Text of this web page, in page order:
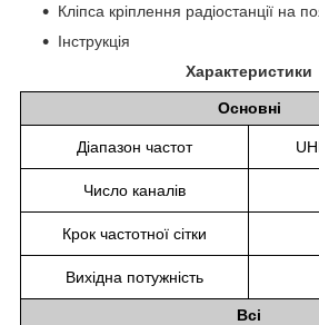
Кліпса кріплення радіостанції на
Інструкція
Характеристики
Основні
Діапазон частот
Число каналів
Крок частотної сітки
Вихідна потужність
Всі